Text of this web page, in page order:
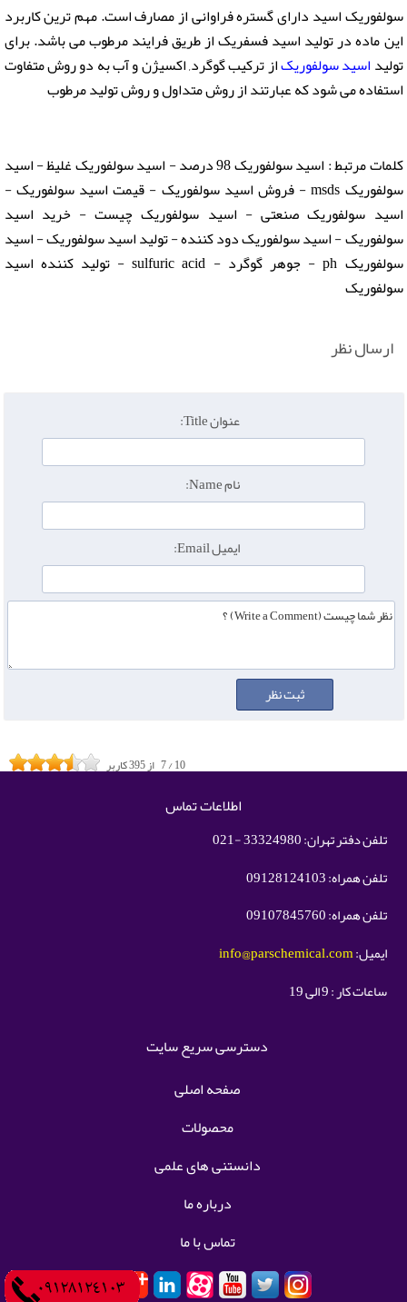
سولفوریک اسید دارای گستره فراوانی از مصارف است. مهم ترین کاربرد
این ماده در تولید اسید فسفریک از طریق فرایند مرطوب می باشد. برای
تولیداسید سولفوریکاز ترکیب گوگرد, اکسیژن و آب به دو روش متفاوت
استفاده می شود که عبارتند از روش متداول و روش تولید مرطوب
کلمات مرتبط : اسید سولفوریک 98 درصد - اسید سولفوریک غلیظ - اسید
سولفوریک msds - فروش اسید سولفوریک - قیمت اسید سولفوریک -
اسید سولفوریک صنعتی - اسید سولفوریک چیست - خرید اسید
سولفوریک - اسید سولفوریک دود کننده - تولید اسید سولفوریک - اسید
سولفوریک ph - جوهر گوگرد - sulfuric acid - تولید کننده اسید
سولفوریک
ارسال نظر
عنوان Title:
نام Name:
ایمیل Email:
7/10 از395کاربر
اطلاعات تماس
تلفن دفتر تهران: 33324980 -021
تلفن همراه: 09128124103
تلفن همراه: 09107845760
ایمیل:info@parschemical.com
ساعات کار : 9 الی 19
دسترسی سریع سایت
صفحه اصلی
محصولات
دانستنی های علمی
درباره ما
تماس با ما